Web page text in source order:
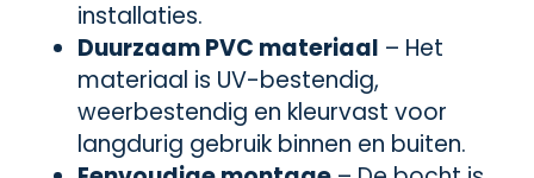
installaties.
Duurzaam PVC materiaal – Het
materiaal is UV-bestendig,
weerbestendig en kleurvast voor
langdurig gebruik binnen en buiten.